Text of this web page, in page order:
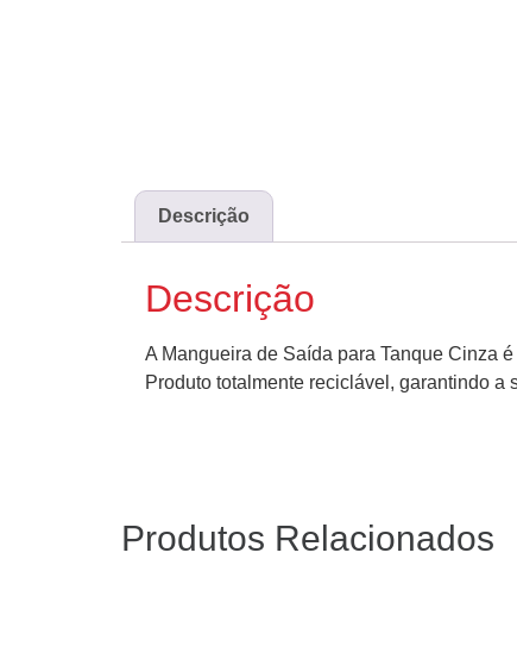
Descrição
Descrição
A Mangueira de Saída para Tanque Cinza
Produto totalmente reciclável, garantindo
Produtos Relacionados